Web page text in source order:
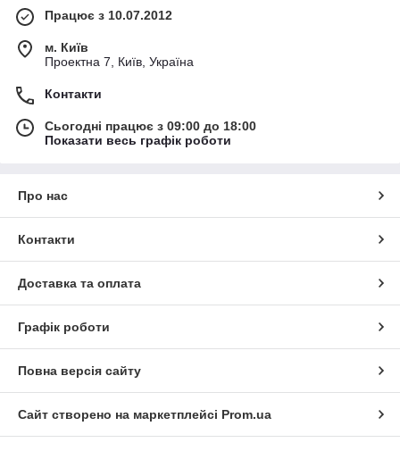
Працює з 10.07.2012
м. Київ
Проектна 7, Київ, Україна
Контакти
Сьогодні працює з 09:00 до 18:00
Показати весь графік роботи
Про нас
Контакти
Доставка та оплата
Графік роботи
Повна версія сайту
Сайт створено на маркетплейсі Prom.ua